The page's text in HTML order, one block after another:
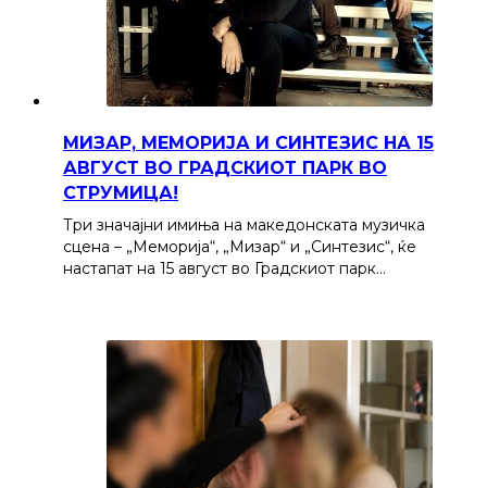
МИЗАР, МЕМОРИЈА И СИНТЕЗИС НА 15
АВГУСТ ВО ГРАДСКИОТ ПАРК ВО
СТРУМИЦА!
Три значајни имиња на македонската музичка
сцена – „Меморија“, „Мизар“ и „Синтезис“, ќе
настапат на 15 август во Градскиот парк…